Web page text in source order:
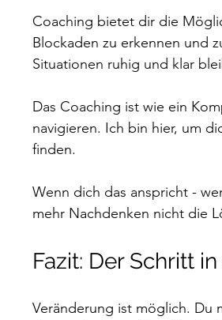
Coaching bietet dir die
Blockaden zu erkennen und
Situationen ruhig und klar
Das Coaching ist wie ein
navigieren. Ich bin hier, um
finden.
Wenn dich das anspricht -
mehr Nachdenken nicht die
Fazit: Der Schritt
Veränderung ist möglich. Du